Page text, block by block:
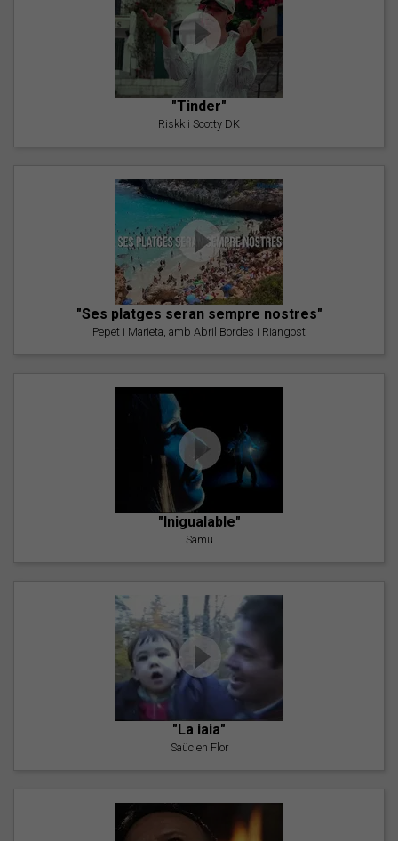
"Tinder"
Riskk i Scotty DK
"Ses platges seran sempre nostres"
Pepet i Marieta, amb Abril Bordes i Riangost
"Inigualable"
Samu
"La iaia"
Saüc en Flor